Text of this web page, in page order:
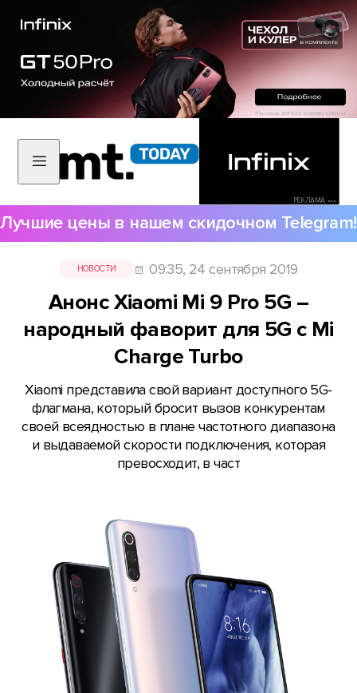
РЕКЛАМА •••
Лучшие цены в нашем скидочном Telegram!
НОВОСТИ 09:35, 24 сентября 2019
Анонс Xiaomi Mi 9 Pro 5G –
народный фаворит для 5G с Mi
Charge Turbo
Xiaomi представила свой вариант доступного 5G-
флагмана, который бросит вызов конкурентам
своей всеядностью в плане частотного диапазона
и выдаваемой скорости подключения, которая
превосходит, в част